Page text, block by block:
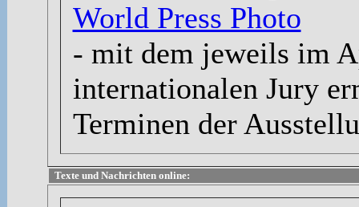
World Press Photo
- mit dem jeweils im
internationalen Jury
Terminen der
Texte und Nachrichten online: